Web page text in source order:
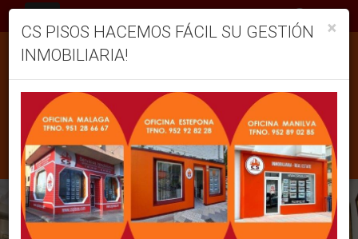
×
CS PISOS HACEMOS FÁCIL SU GESTIÓN
INMOBILIARIA!